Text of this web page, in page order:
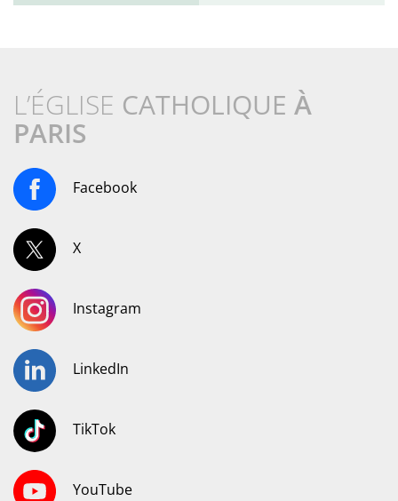
L’ÉGLISE CATHOLIQUE À
PARIS
Facebook
X
Instagram
LinkedIn
TikTok
YouTube